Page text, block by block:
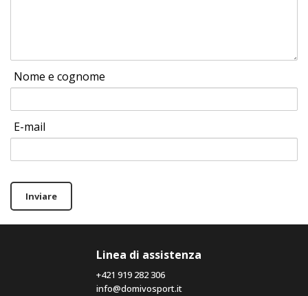
Nome e cognome
E-mail
Inviare
Linea di assistenza
+421 919 282 306
info@domivosport.it